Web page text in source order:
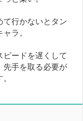
行かないとタン
ラ。
ードを遅くして
先手を取る必要が